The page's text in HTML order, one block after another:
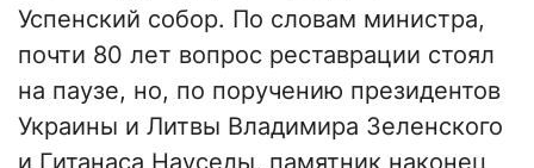
Успенский собор. По словам министра,
почти 80 лет вопрос реставрации стоял
на паузе, но, по поручению президентов
Украины и Литвы Владимира Зеленского